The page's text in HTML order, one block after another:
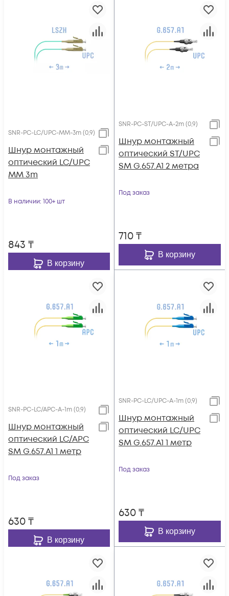
SNR-PC-LC/UPC-MM-3m (0,9)
Шнур монтажный
оптический LC/UPC
MM 3m
В наличии: 100+ шт
843 ₸
В корзину
SNR-PC-ST/UPC-A-2m (0,9)
Шнур монтажный
оптический ST/UPC
SM G.657.A1 2 метра
Под заказ
710₸
В корзину
SNR-PC-LC/APC-A-1m (0,9)
Шнур монтажный
оптический LC/APC
SM G.657.A1 1 метр
Под заказ
630₸
В корзину
SNR-PC-LC/UPC-A-1m (0,9)
Шнур монтажный
оптический LC/UPC
SM G.657.A1 1 метр
Под заказ
630₸
В корзину